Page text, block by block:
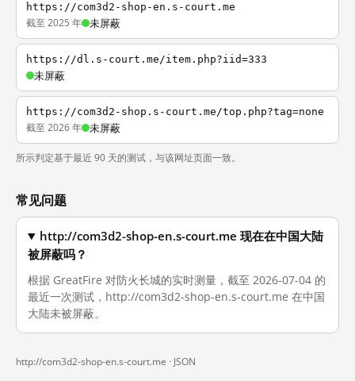
https://com3d2-shop-en.s-court.me
截至 2025 年 未屏蔽
https://dl.s-court.me/item.php?iid=333
未屏蔽
https://com3d2-shop.s-court.me/top.php?tag=none
截至 2026 年 未屏蔽
所示判定基于最近 90 天的测试，与该网址页面一致。
常见问题
http://com3d2-shop-en.s-court.me 现在在中国大陆
被屏蔽吗？
根据 GreatFire 对防火长城的实时测量，截至 2026-07-04 的
最近一次测试，http://com3d2-shop-en.s-court.me 在中国
大陆未被屏蔽。
http://com3d2-shop-en.s-court.me · JSON